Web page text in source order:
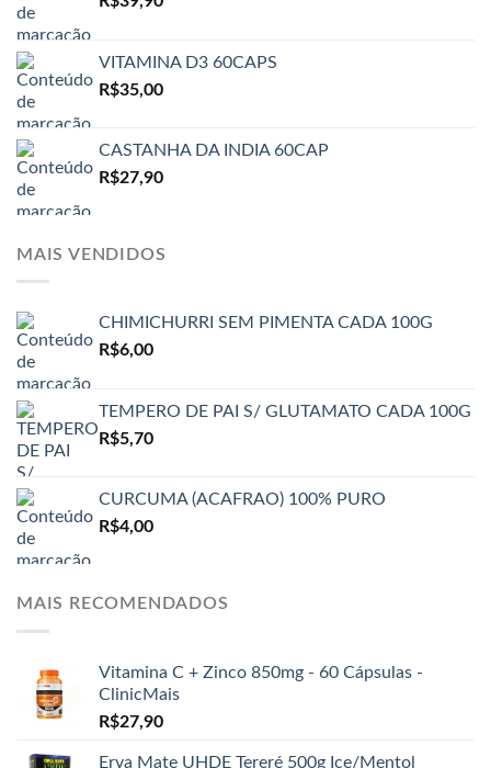
VITAMINA D3 60CAPS
R$35,00
CASTANHA DA INDIA 60CAP
R$27,90
MAIS VENDIDOS
CHIMICHURRI SEM PIMENTA CADA 100G
R$6,00
TEMPERO DE PAI S/ GLUTAMATO CADA 100G
R$5,70
CURCUMA (ACAFRAO) 100% PURO
R$4,00
MAIS RECOMENDADOS
Vitamina C + Zinco 850mg - 60 Cápsulas -
ClinicMais
R$27,90
Erva Mate UHDE Tereré 500g Ice/Mentol